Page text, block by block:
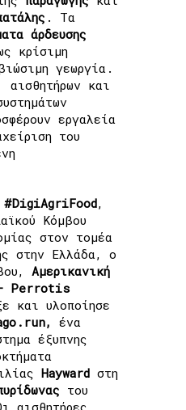
. Τα
άρδευσης
κρίσιμη
γεωργία.
και
εργαλεία
του
#DigiAgriFood,
Κόμβου
στον τομέα
στην Ελλάδα,
ο
Αμερικανική
– Perrotis
και υλοποίησε
ένα
έξυπνης
Hayward στη
του